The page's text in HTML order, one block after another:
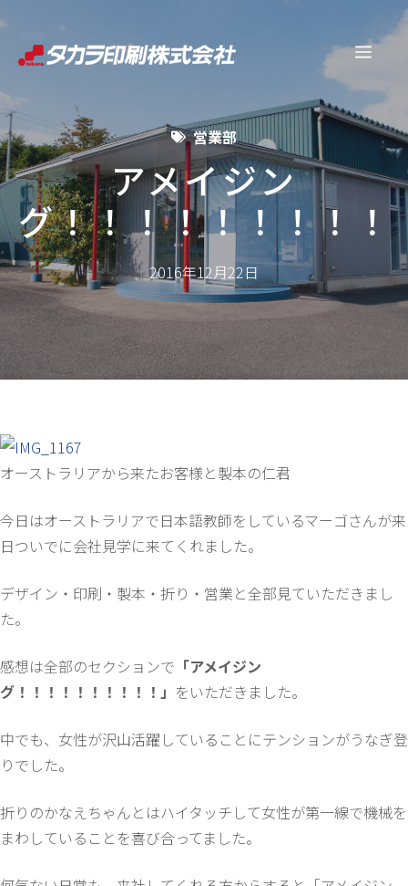
ン
ツ
へ
ス
キ
ッ
プ
メ
ニ
ュ
ー
営業部
アメイジン
グ！！！！！！！！！
2016年12月22日
オーストラリアから来たお客様と製本の仁君
今日はオーストラリアで日本語教師をしているマーゴさんが来
日ついでに会社見学に来てくれました。
デザイン・印刷・製本・折り・営業と全部見ていただきまし
た。
感想は全部のセクションで 「アメイジン
グ！！！！！！！！！！」 をいただきました。
中でも、女性が沢山活躍していることにテンションがうなぎ登
りでした。
折りのかなえちゃんとはハイタッチして女性が第一線で機械を
まわしていることを喜び合ってました。